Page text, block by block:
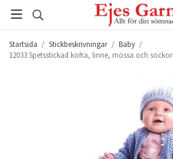
Startsida / Stickbeskrivningar / Baby /
12033 Spetsstickad kofta, linne, mössa och sockor